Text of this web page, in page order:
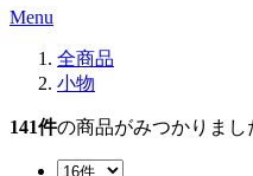
Menu
全商品
小物
141件の商品がみつかりまし